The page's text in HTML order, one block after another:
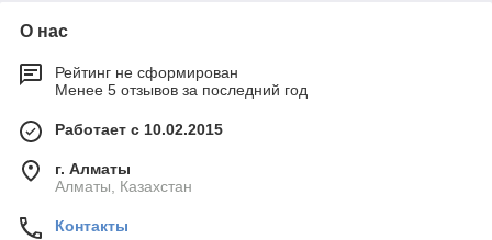
О нас
Рейтинг не сформирован
Менее 5 отзывов за последний год
Работает с 10.02.2015
г. Алматы
Алматы, Казахстан
Контакты